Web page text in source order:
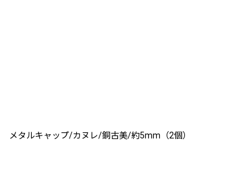
メタルキャップ/カヌレ/銅古美/約5mm（2個）